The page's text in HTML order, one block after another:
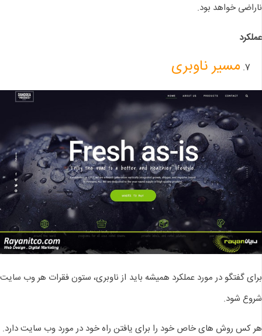
ناراضی خواهد بود.
عملکرد
مسیر ناوبری
برای گفتگو در مورد عملکرد همیشه باید از ناوبری، ستون فقرات هر وب سایت
شروع شود.
هر کس روش های خاص خود را برای یافتن راه خود در مورد وب سایت دارد.